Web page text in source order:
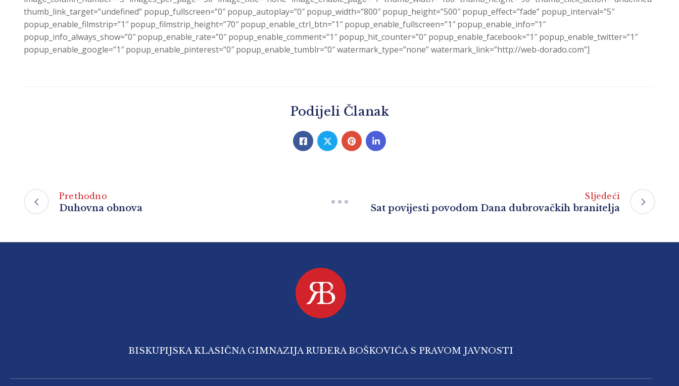
thumb_link_target=”undefined” popup_fullscreen=”0″ popup_autoplay=”0″ popup_width=”800″ popup_height=”500″ popup_effect=”fade” popup_interval=”5″
popup_enable_filmstrip=”1″ popup_filmstrip_height=”70″ popup_enable_ctrl_btn=”1″ popup_enable_fullscreen=”1″ popup_enable_info=”1″
popup_info_always_show=”0″ popup_enable_rate=”0″ popup_enable_comment=”1″ popup_hit_counter=”0″ popup_enable_facebook=”1″ popup_enable_twitter=”1″
popup_enable_google=”1″ popup_enable_pinterest=”0″ popup_enable_tumblr=”0″ watermark_type=”none” watermark_link=”http://web-dorado.com”]
Podijeli Članak
Prethodno
Duhovna obnova
Sljedeći
Sat povijesti povodom Dana dubrovačkih branitelja
BISKUPIJSKA KLASIČNA GIMNAZIJA RUĐERA BOŠKOVIĆA S PRAVOM JAVNOSTI